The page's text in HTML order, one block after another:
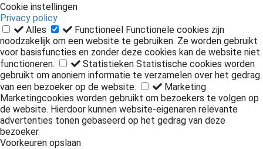
Cookie instellingen
Privacy policy
Alles
Functioneel Functionele cookies zijn
noodzakelijk om een website te gebruiken. Ze worden gebruikt
voor basisfuncties en zonder deze cookies kan de website niet
functioneren.
Statistieken Statistische cookies worden
gebruikt om anoniem informatie te verzamelen over het gedrag
van een bezoeker op de website.
Marketing
Marketingcookies worden gebruikt om bezoekers te volgen op
de website. Hierdoor kunnen website-eigenaren relevante
advertenties tonen gebaseerd op het gedrag van deze
bezoeker.
Voorkeuren opslaan